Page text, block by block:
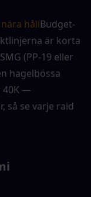
hållBudget-
är korta
(PP-19 eller
hagelbössa
40K —
så se varje raid